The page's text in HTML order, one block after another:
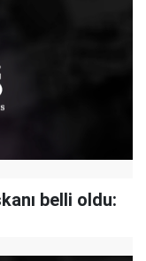
belli oldu: